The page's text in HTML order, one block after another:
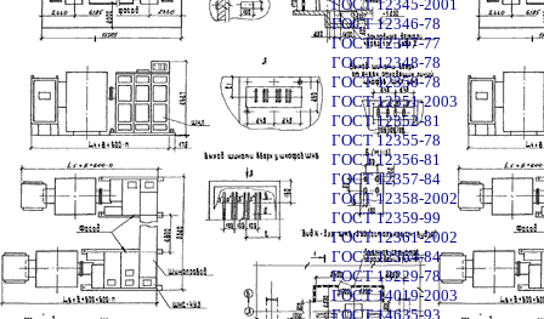
ГОСТ 12345-2001
ГОСТ 12346-78
ГОСТ 12347-77
ГОСТ 12348-78
ГОСТ 12350-78
ГОСТ 12351-2003
ГОСТ 12352-81
ГОСТ 12355-78
ГОСТ 12356-81
ГОСТ 12357-84
ГОСТ 12358-2002
ГОСТ 12359-99
ГОСТ 12361-2002
ГОСТ 12364-84
ГОСТ 13229-78
ГОСТ 14019-2003
ГОСТ 14635-93